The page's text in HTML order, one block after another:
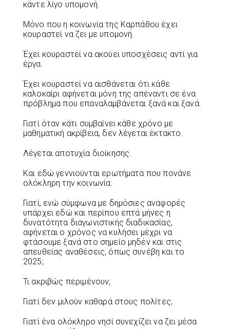
κάντε λίγο υπομονή.
Μόνο που η κοινωνία της Καρπάθου έχει
κουραστεί να ζει με υπομονή.
Έχει κουραστεί να ακούει υποσχέσεις αντί για
έργα.
Έχει κουραστεί να αισθάνεται ότι κάθε
καλοκαίρι αφήνεται μόνη της απέναντι σε ένα
πρόβλημα που επαναλαμβάνεται ξανά και ξανά.
Γιατί όταν κάτι συμβαίνει κάθε χρόνο με
μαθηματική ακρίβεια, δεν λέγεται έκτακτο.
Λέγεται αποτυχία διοίκησης.
Και εδώ γεννιούνται ερωτήματα που πονάνε
ολόκληρη την κοινωνία:
Γιατί, ενώ σύμφωνα με δημόσιες αναφορές
υπάρχει εδώ και περίπου επτά μήνες η
δυνατότητα διαγωνιστικής διαδικασίας,
αφήνεται ο χρόνος να κυλήσει μέχρι να
φτάσουμε ξανά στο σημείο μηδέν και στις
απευθείας αναθέσεις, όπως συνέβη και το
2025;
Τι ακριβώς περιμένουν;
Γιατί δεν μιλούν καθαρά στους πολίτες;
Γιατί ένα ολόκληρο νησί συνεχίζει να ζει μέσα